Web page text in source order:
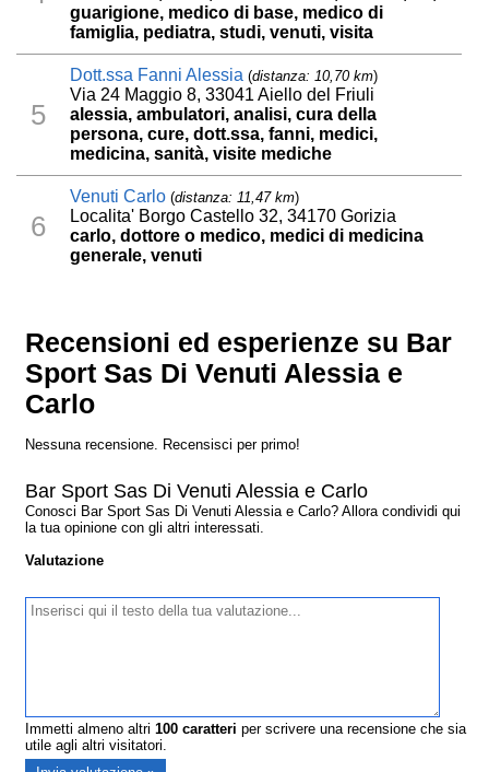
guarigione, medico di base, medico di
famiglia, pediatra, studi, venuti, visita
5
Dott.ssa Fanni Alessia (distanza: 10,70 km)
Via 24 Maggio 8, 33041 Aiello del Friuli
alessia, ambulatori, analisi, cura della
persona, cure, dott.ssa, fanni, medici,
medicina, sanità, visite mediche
6
Venuti Carlo (distanza: 11,47 km)
Localita' Borgo Castello 32, 34170 Gorizia
carlo, dottore o medico, medici di medicina
generale, venuti
Recensioni ed esperienze su Bar
Sport Sas Di Venuti Alessia e
Carlo
Nessuna recensione. Recensisci per primo!
Bar Sport Sas Di Venuti Alessia e Carlo
Conosci Bar Sport Sas Di Venuti Alessia e Carlo? Allora condividi qui
la tua opinione con gli altri interessati.
Valutazione
Immetti almeno altri100 caratteri per scrivere una recensione che sia
utile agli altri visitatori.